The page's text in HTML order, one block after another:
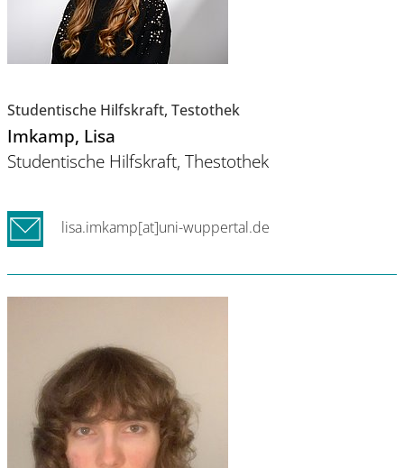
Studentische Hilfskraft, Testothek
Imkamp, Lisa
Studentische Hilfskraft, Thestothek
lisa.imkamp[at]uni-wuppertal.de